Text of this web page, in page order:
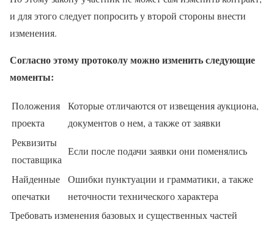
и для этого следует попросить у второй стороны внести
изменения.
Согласно этому протоколу можно изменить следующие
моменты:
Положения
проекта
Которые отличаются от извещения аукциона,
документов о нем, а также от заявки
Реквизиты
поставщика
Если после подачи заявки они поменялись
Найденные
опечатки
Ошибки пунктуации и грамматики, а также
неточности технического характера
Требовать изменения базовых и существенных частей